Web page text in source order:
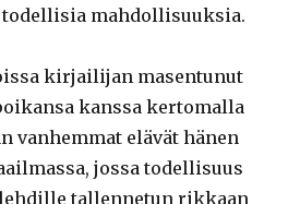
mahdollisuuksia.
kirjailijan masentunut
kanssa kertomalla
vanhemmat elävät hänen
jossa todellisuus
tallennetun rikkaan